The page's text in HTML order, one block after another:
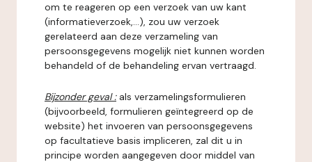
om te reageren op een verzoek van uw kant
(informatieverzoek,...), zou uw verzoek
gerelateerd aan deze verzameling van
persoonsgegevens mogelijk niet kunnen worden
behandeld of de behandeling ervan vertraagd.
Bijzonder geval : als verzamelingsformulieren
(bijvoorbeeld, formulieren geïntegreerd op de
website) het invoeren van persoonsgegevens
op facultatieve basis impliceren, zal dit u in
principe worden aangegeven door middel van